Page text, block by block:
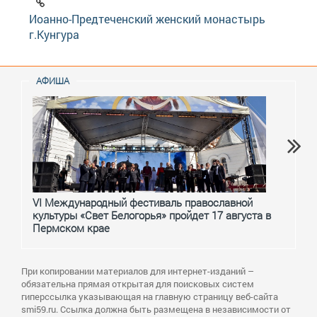
Иоанно-Предтеченский женский монастырь
г.Кунгура
АФИША
VI Международный фестиваль православной
культуры «Свет Белогорья» пройдет 17 августа в
Пермском крае
При копировании материалов для интернет-изданий –
обязательна прямая открытая для поисковых систем
гиперссылка указывающая на главную страницу веб-сайта
smi59.ru. Ссылка должна быть размещена в независимости от